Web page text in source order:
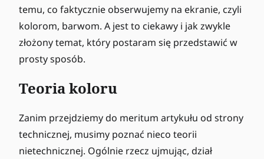
temu, co faktycznie obserwujemy na ekranie, czyli
kolorom, barwom. A jest to ciekawy i jak zwykle
złożony temat, który postaram się przedstawić w
prosty sposób.
Teoria koloru
Zanim przejdziemy do meritum artykułu od strony
technicznej, musimy poznać nieco teorii
nietechnicznej. Ogólnie rzecz ujmując, dział